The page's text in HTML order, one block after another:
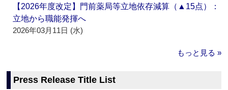
【2026年度改定】門前薬局等立地依存減算（▲15点）：
立地から職能発揮へ
2026年03月11日 (水)
もっと見る »
Press Release Title List